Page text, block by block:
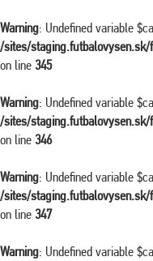
Warning: Undefined variable
/sites/
on line 345
Warning: Undefined variable
/sites/
on line 346
Warning: Undefined variable
/sites/
on line 347
Warning: Undefined variable